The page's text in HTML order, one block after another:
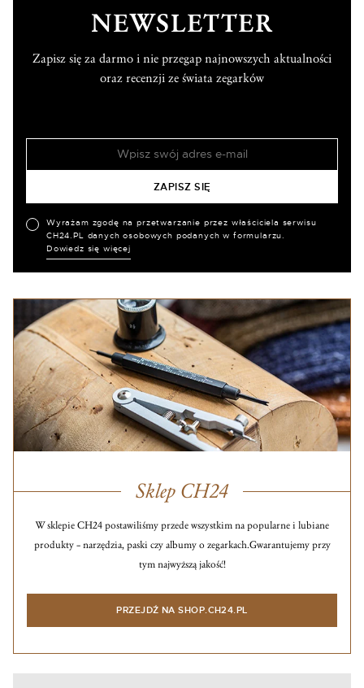
NEWSLETTER
Zapisz się za darmo i nie przegap najnowszych aktualności
oraz recenzji ze świata zegarków
Wyrażam zgodę na przetwarzanie przez właściciela serwisu
CH24.PL danych osobowych podanych w formularzu.
Dowiedz się więcej
Sklep CH24
W sklepie CH24 postawiliśmy przede wszystkim na popularne i lubiane
produkty – narzędzia, paski czy albumy o zegarkach.Gwarantujemy przy
tym najwyższą jakość!
PRZEJDŹ NA SHOP.CH24.PL